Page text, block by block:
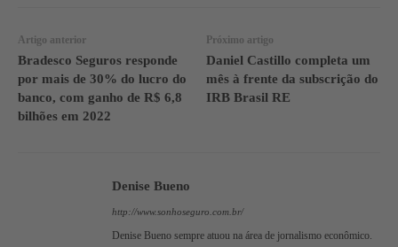
Artigo anterior
Bradesco Seguros responde
por mais de 30% do lucro do
banco, com ganho de R$ 6,8
bilhões em 2022
Próximo artigo
Daniel Castillo completa um
mês à frente da subscrição do
IRB Brasil RE
Denise Bueno
http://www.sonhoseguro.com.br/
Denise Bueno sempre atuou na área de jornalismo econômico.